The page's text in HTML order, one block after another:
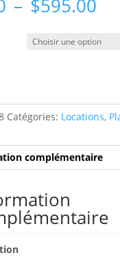
– $595.00
Catégories: Locations,
complémentaire